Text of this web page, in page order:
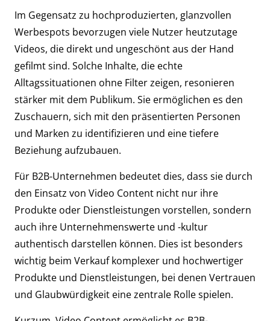
Im Gegensatz zu hochproduzierten, glanzvollen
Werbespots bevorzugen viele Nutzer heutzutage
Videos, die direkt und ungeschönt aus der Hand
gefilmt sind. Solche Inhalte, die echte
Alltagssituationen ohne Filter zeigen, resonieren
stärker mit dem Publikum. Sie ermöglichen es den
Zuschauern, sich mit den präsentierten Personen
und Marken zu identifizieren und eine tiefere
Beziehung aufzubauen.
Für B2B-Unternehmen bedeutet dies, dass sie durch
den Einsatz von Video Content nicht nur ihre
Produkte oder Dienstleistungen vorstellen, sondern
auch ihre Unternehmenswerte und -kultur
authentisch darstellen können. Dies ist besonders
wichtig beim Verkauf komplexer und hochwertiger
Produkte und Dienstleistungen, bei denen Vertrauen
und Glaubwürdigkeit eine zentrale Rolle spielen.